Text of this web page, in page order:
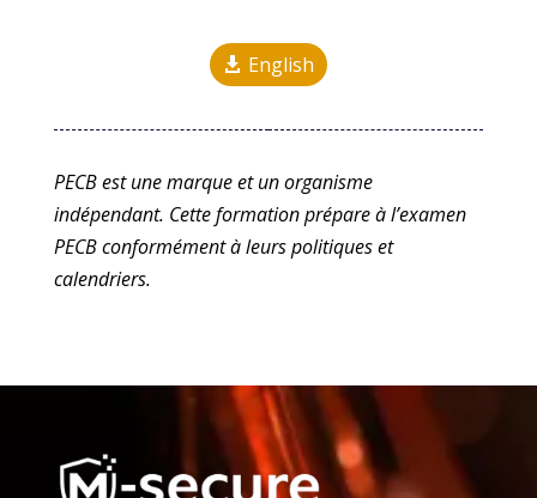
English
PECB est une marque et un organisme
indépendant. Cette formation prépare à l’examen
PECB conformément à leurs politiques et
calendriers.